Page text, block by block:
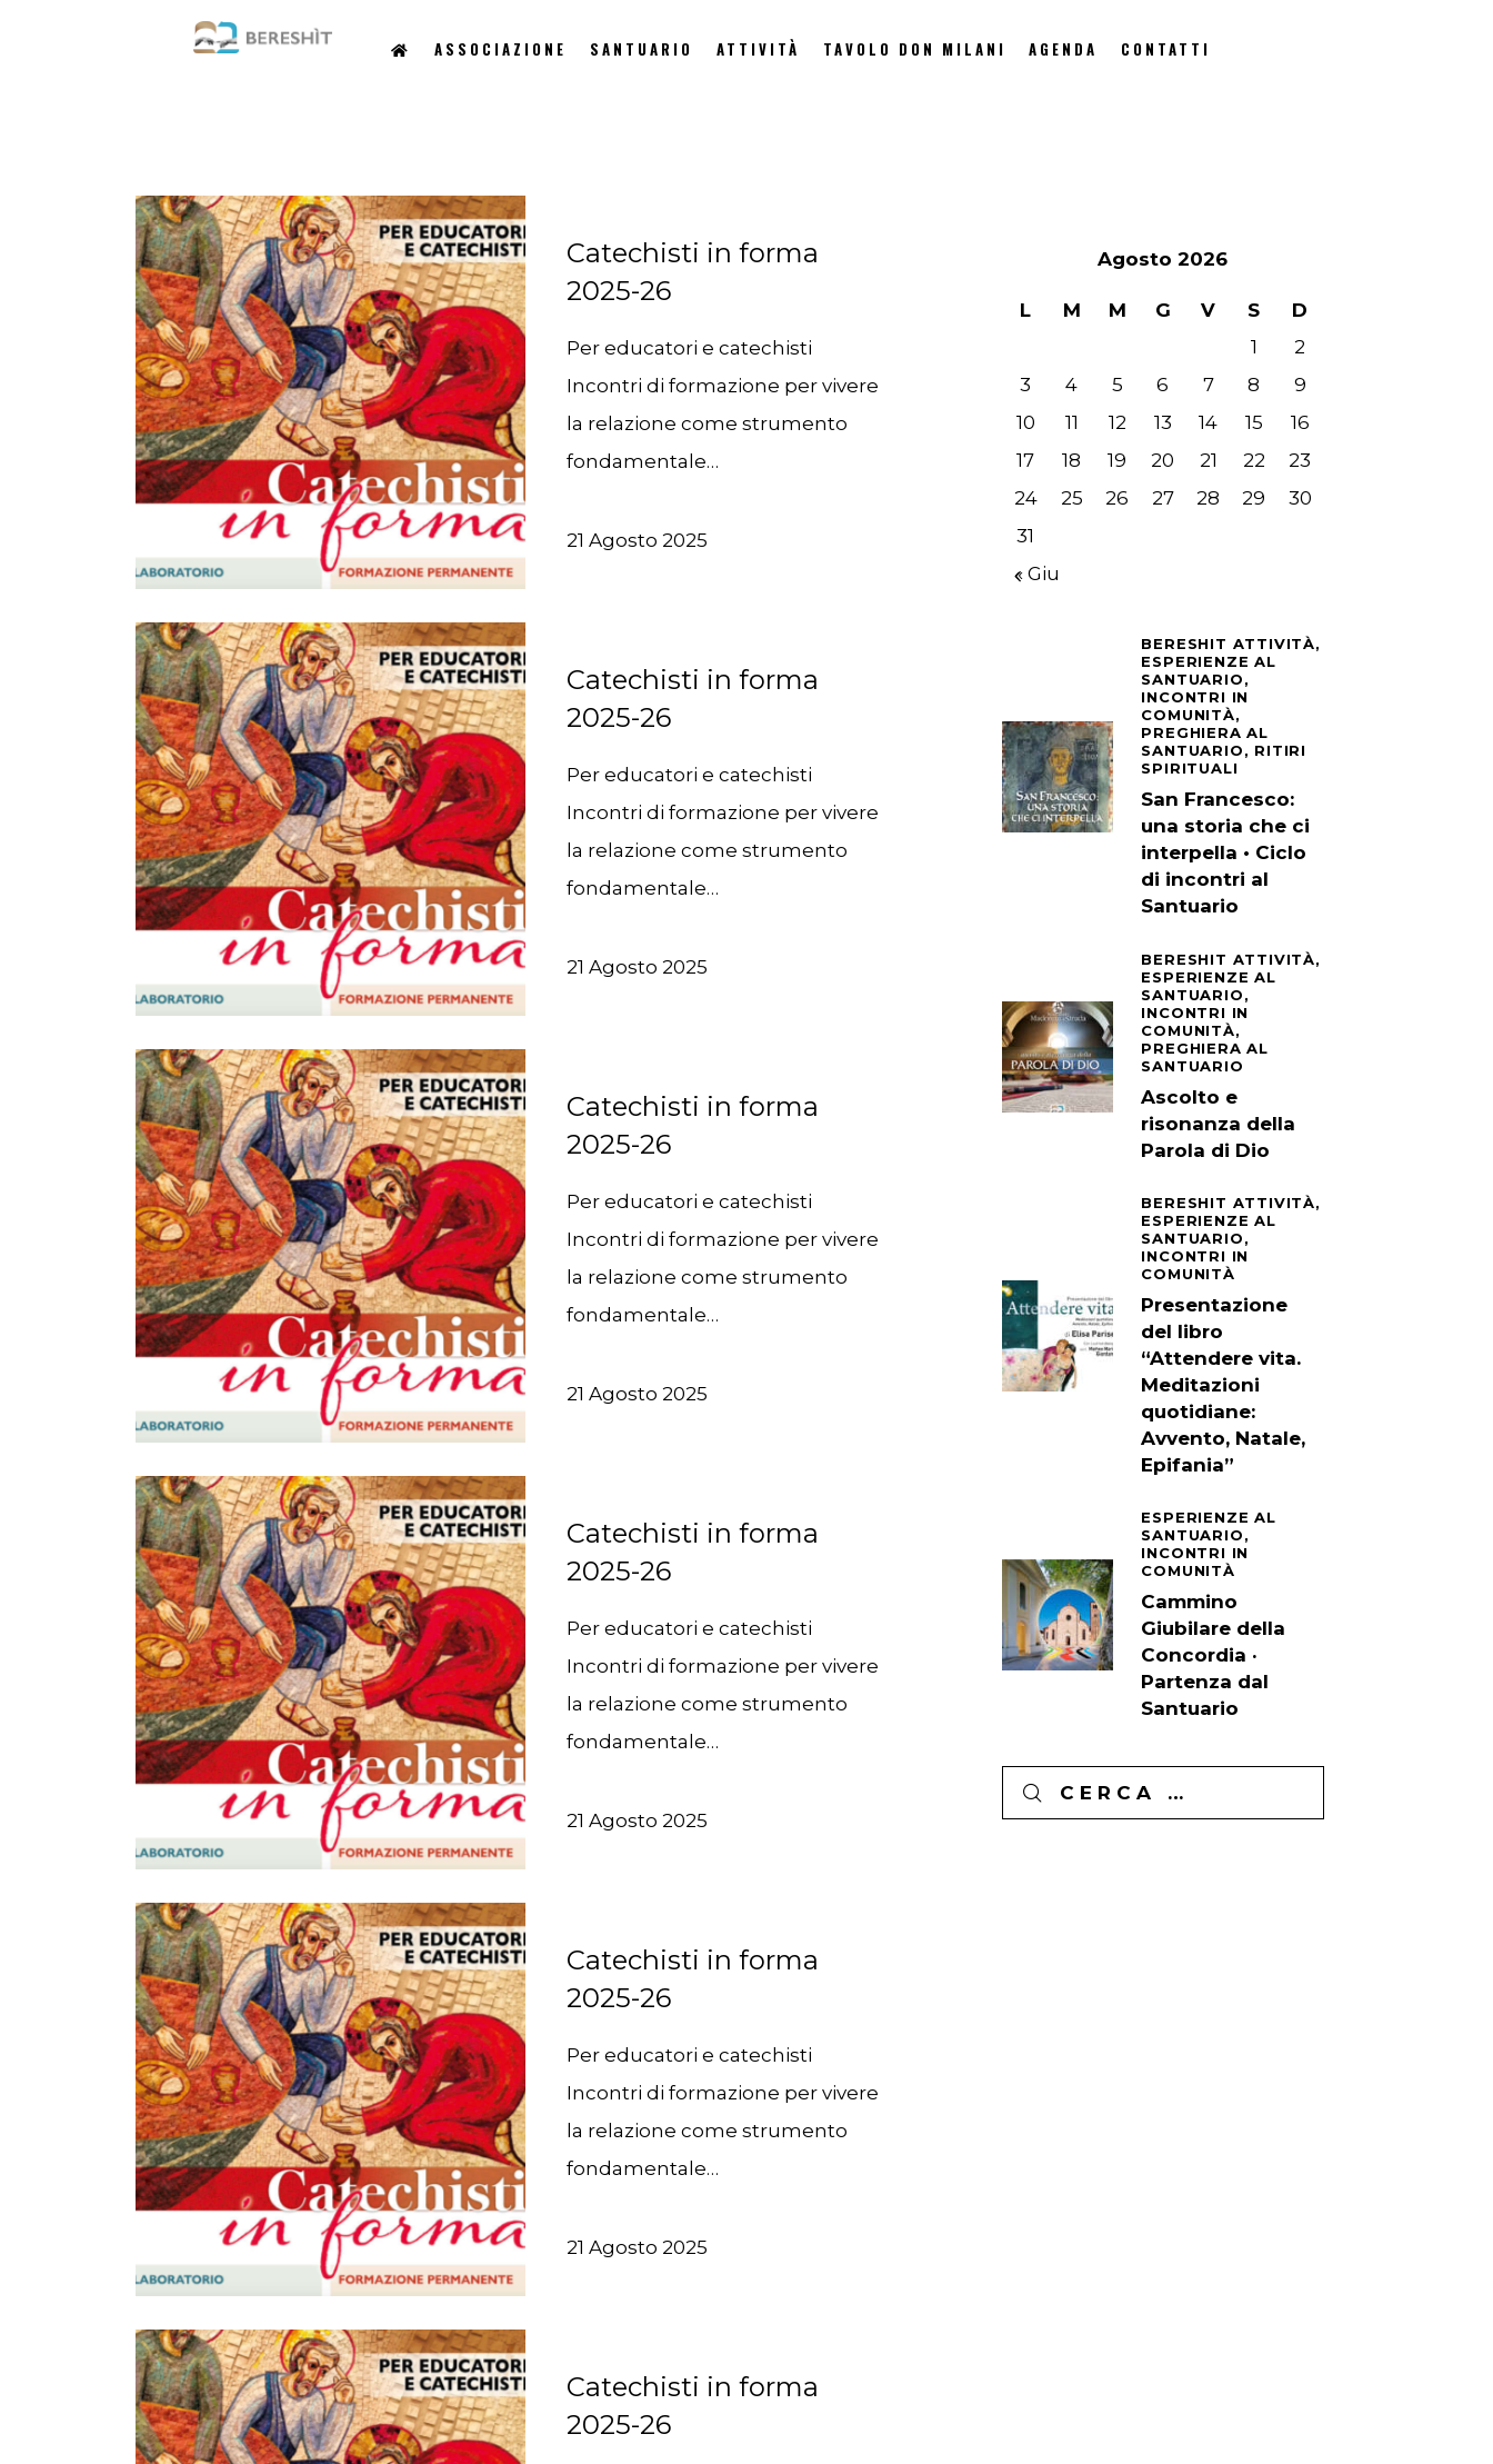
ASSOCIAZIONE SANTUARIO ATTIVITÀ TAVOLO DON MILANI AGENDA CONTATTI
Catechisti in forma
2025-26
Per educatori e catechisti
Incontri di formazione per vivere
la relazione come strumento
fondamentale…
21 Agosto 2025
Catechisti in forma
2025-26
Per educatori e catechisti
Incontri di formazione per vivere
la relazione come strumento
fondamentale…
21 Agosto 2025
Catechisti in forma
2025-26
Per educatori e catechisti
Incontri di formazione per vivere
la relazione come strumento
fondamentale…
21 Agosto 2025
Catechisti in forma
2025-26
Per educatori e catechisti
Incontri di formazione per vivere
la relazione come strumento
fondamentale…
21 Agosto 2025
Catechisti in forma
2025-26
Per educatori e catechisti
Incontri di formazione per vivere
la relazione come strumento
fondamentale…
21 Agosto 2025
Catechisti in forma
2025-26
Agosto 2026
L M M G V S
D
1
2
3
4 5 6 7 8
9
10
11 12 13 14 15
16
17
18 19 20 21 22
23
24
25 26 27 28 29
30
31
« Giu
BERESHIT ATTIVITÀ,
ESPERIENZE AL
SANTUARIO,
INCONTRI IN
COMUNITÀ,
PREGHIERA AL
SANTUARIO, RITIRI
SPIRITUALI
San Francesco:
una storia che ci
interpella • Ciclo
di incontri al
Santuario
BERESHIT ATTIVITÀ,
ESPERIENZE AL
SANTUARIO,
INCONTRI IN
COMUNITÀ,
PREGHIERA AL
SANTUARIO
Ascolto e
risonanza della
Parola di Dio
BERESHIT ATTIVITÀ,
ESPERIENZE AL
SANTUARIO,
INCONTRI IN
COMUNITÀ
Presentazione
del libro
“Attendere vita.
Meditazioni
quotidiane:
Avvento, Natale,
Epifania”
ESPERIENZE AL
SANTUARIO,
INCONTRI IN
COMUNITÀ
Cammino
Giubilare della
Concordia ·
Partenza dal
Santuario
Ricerca
per: